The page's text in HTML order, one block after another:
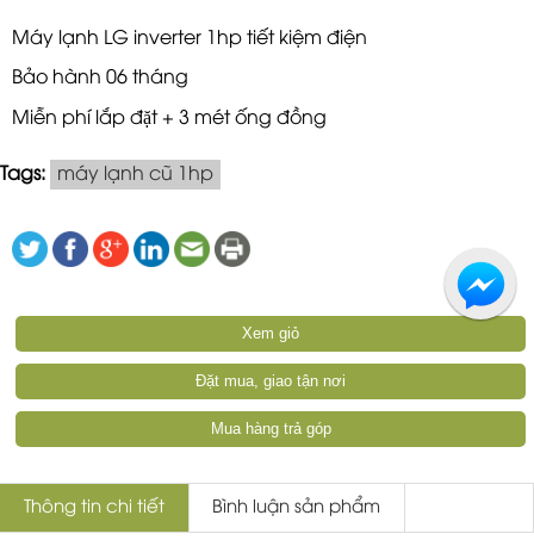
Máy lạnh LG inverter 1hp tiết kiệm điện
Bảo hành 06 tháng
Miễn phí lắp đặt + 3 mét ống đồng
Tags: máy lạnh cũ 1hp
Xem giỏ
Đặt mua, giao tận nơi
Mua hàng trả góp
Thông tin chi tiết Bình luận sản phẩm